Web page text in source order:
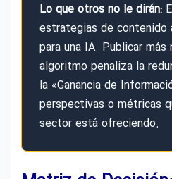
Lo que otros no le dirán:
estrategias de contenido
para una IA. Publicar
algoritmo penaliza la
la «Ganancia de
perspectivas o métricas
sector está ofreciendo.